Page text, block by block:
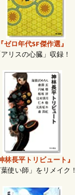
『ゼロ年代SF傑作選』
アリスの心臓」収録！
林長平トリビュート』
葉使い師」をリメイク！